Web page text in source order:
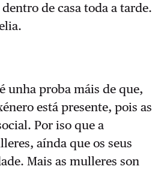
de casa toda a tarde.
unha proba máis de que,
está presente, pois as
Por iso que a
aínda que os seus
Mais as mulleres son